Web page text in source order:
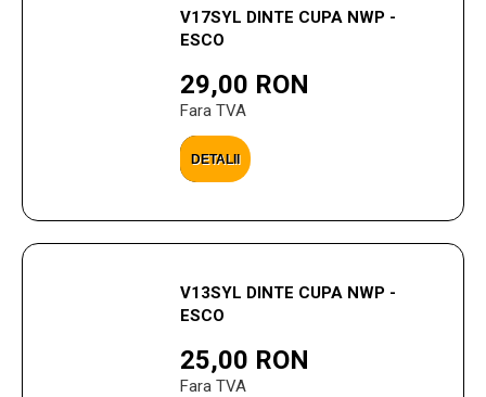
V17SYL DINTE CUPA NWP -
ESCO
29,00 RON
Fara TVA
DETALII
V13SYL DINTE CUPA NWP -
ESCO
25,00 RON
Fara TVA